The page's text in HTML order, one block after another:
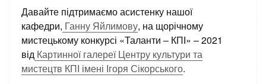
Давайте підтримаємо асистенку нашої
кафедри, Ганну Яйлимову, на щорічному
мистецькому конкурсі «Таланти – КПІ» – 2021
від Картинної галереї Центру культури та
мистецтв КПІ імені Ігоря Сікорського.